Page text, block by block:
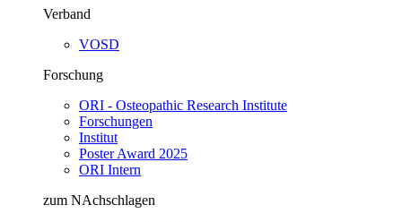
Verband
VOSD
Forschung
ORI - Osteopathic Research Institute
Forschungen
Institut
Poster Award 2025
ORI Intern
zum NAchschlagen